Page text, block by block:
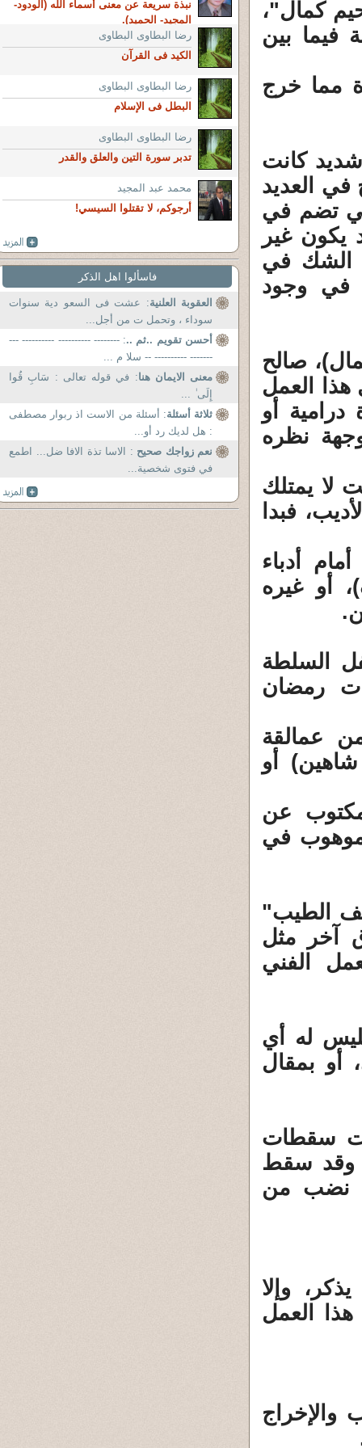
كمال"،
فيما بين
مما خرج
كانت
العديد
تضم في
يكون غير
الشك في
في وجود
صالح
هذا العمل
أو
نظره
لا يمتلك
فبدا
أدباء
أو غيره
السلطة
رمضان
عمالقة
أو
عن
موهوب في
الطيب"
آخر مثل
الفني
له أي
أو بمقال
سقطات
وقد سقط
نضب من
وإلا
العمل
نبذة سريعة عن معنى أسماء الله (الودود-
المجيد- الحميد).
رضا البطاوى البطاوى
الكيد فى القرآن
رضا البطاوى البطاوى
البطل فى الإسلام
رضا البطاوى البطاوى
تدبر سورة التين والعلق والقدر
محمد عبد المجيد
أرجوكم، لا تقتلوا السيسي!
فاسألوا اهل الذكر
العقوبة العلنية: عشت فى السعو دية سنوات
سوداء ، وتحمل ت من أجل...
أحسن تقويم ..ثم ..: -------- ---------- ---------- ---
------- ---------- -- سلا م ...
معنى الايمان هنا: في قوله تعالى : سَابِ قُوا
إِلَى ٰ ...
ثلاثة أسئلة: أسئلة من الاست اذ ربوار مصطفى
: هل لديك رد أو...
نعم زواجك صحيح : الاسا تذة الافا ضل... اطمع
في فتوى شخصية...